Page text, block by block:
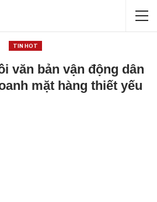
TIN HOT
văn bản vận động dân
mặt hàng thiết yếu